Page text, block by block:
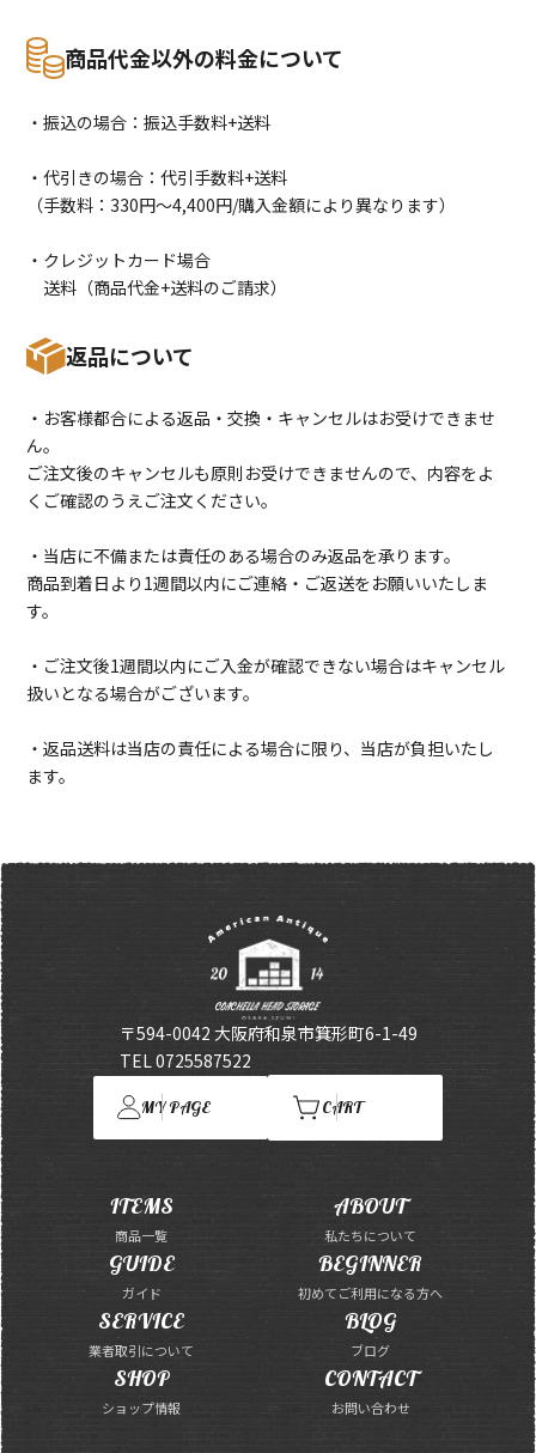
商品代金以外の料金について
・振込の場合：振込手数料+送料
・代引きの場合：代引手数料+送料
（手数料：330円〜4,400円/購入金額により異なります）
・クレジットカード場合
送料（商品代金+送料のご請求）
返品について
・お客様都合による返品・交換・キャンセルはお受けできませ
ん。
ご注文後のキャンセルも原則お受けできませんので、内容をよ
くご確認のうえご注文ください。
・当店に不備または責任のある場合のみ返品を承ります。
商品到着日より1週間以内にご連絡・ご返送をお願いいたしま
す。
・ご注文後1週間以内にご入金が確認できない場合はキャンセル
扱いとなる場合がございます。
・返品送料は当店の責任による場合に限り、当店が負担いたし
ます。
〒594-0042 大阪府和泉市箕形町6-1-49
TEL 0725587522
MY PAGE CART
ITEMS
商品一覧
ABOUT
私たちについて
GUIDE
ガイド
BEGINNER
初めてご利用になる方へ
SERVICE
業者取引について
BLOG
ブログ
SHOP
ショップ情報
CONTACT
お問い合わせ